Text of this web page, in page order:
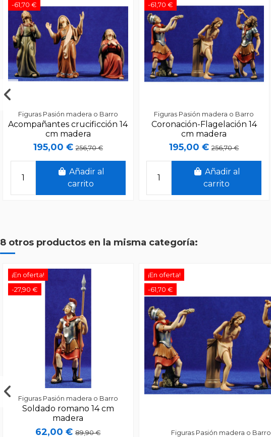
-61,70 €
Figuras Pasión madera o Barro
Acompañantes crucificción 14
cm madera
195,00 €256,70 €
Añadir al
carrito
-61,70 €
Figuras Pasión madera o Barro
Coronación-Flagelación 14
cm madera
195,00 €256,70 €
Añadir al
carrito
Figuras Pasión madera o Barro
Soldado romano 14 cm
madera
62,00 €89,90 €
Añadir al
carrito
8 otros productos en la misma categoría:
¡En oferta!
-27,90 €
Figuras Pasión madera o Barro
Soldado romano 14 cm
madera
62,00 €89,90 €
¡En oferta!
-61,70 €
Figuras Pasión madera o Barro